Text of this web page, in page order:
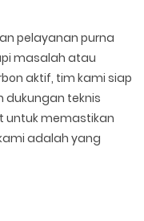
pelayanan purna
masalah atau
aktif, tim kami siap
dukungan teknis
untuk memastikan
adalah yang